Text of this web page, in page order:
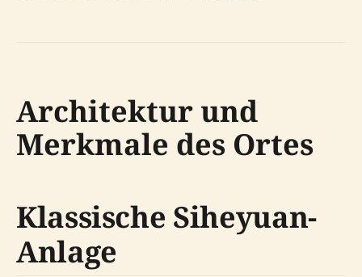
Architektur und
Merkmale des Ortes
Klassische Siheyuan-
Anlage